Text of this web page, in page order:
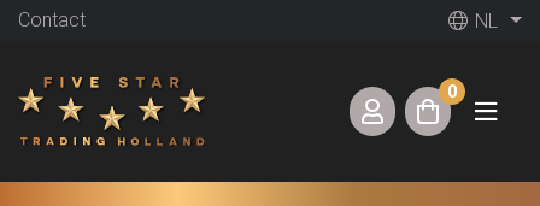
Contact NL
0